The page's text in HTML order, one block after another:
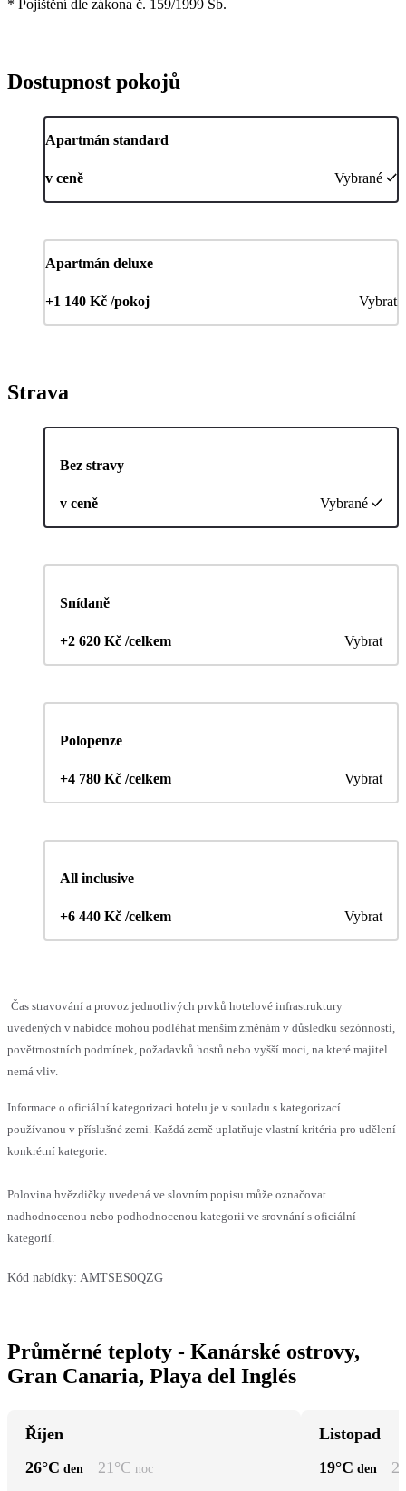
* Pojištění dle zákona č. 159/1999 Sb.
Dostupnost pokojů
Apartmán standard
v ceně Vybrané
Apartmán deluxe
+1 140 Kč /pokoj Vybrat
Strava
Bez stravy
v ceně Vybrané
Snídaně
+2 620 Kč /celkem Vybrat
Polopenze
+4 780 Kč /celkem Vybrat
All inclusive
+6 440 Kč /celkem Vybrat
Čas stravování a provoz jednotlivých prvků hotelové infrastruktury
uvedených v nabídce mohou podléhat menším změnám v důsledku sezónnosti,
povětrnostních podmínek, požadavků hostů nebo vyšší moci, na které majitel
nemá vliv.
Informace o oficiální kategorizaci hotelu je v souladu s kategorizací
používanou v příslušné zemi. Každá země uplatňuje vlastní kritéria pro udělení
konkrétní kategorie.
Polovina hvězdičky uvedená ve slovním popisu může označovat
nadhodnocenou nebo podhodnocenou kategorii ve srovnání s oficiální
kategorií.
Kód nabídky: AMTSES0QZG
Průměrné teploty - Kanárské ostrovy,
Gran Canaria, Playa del Inglés
Říjen
26°C den 21°C noc
Listopad
19°C den